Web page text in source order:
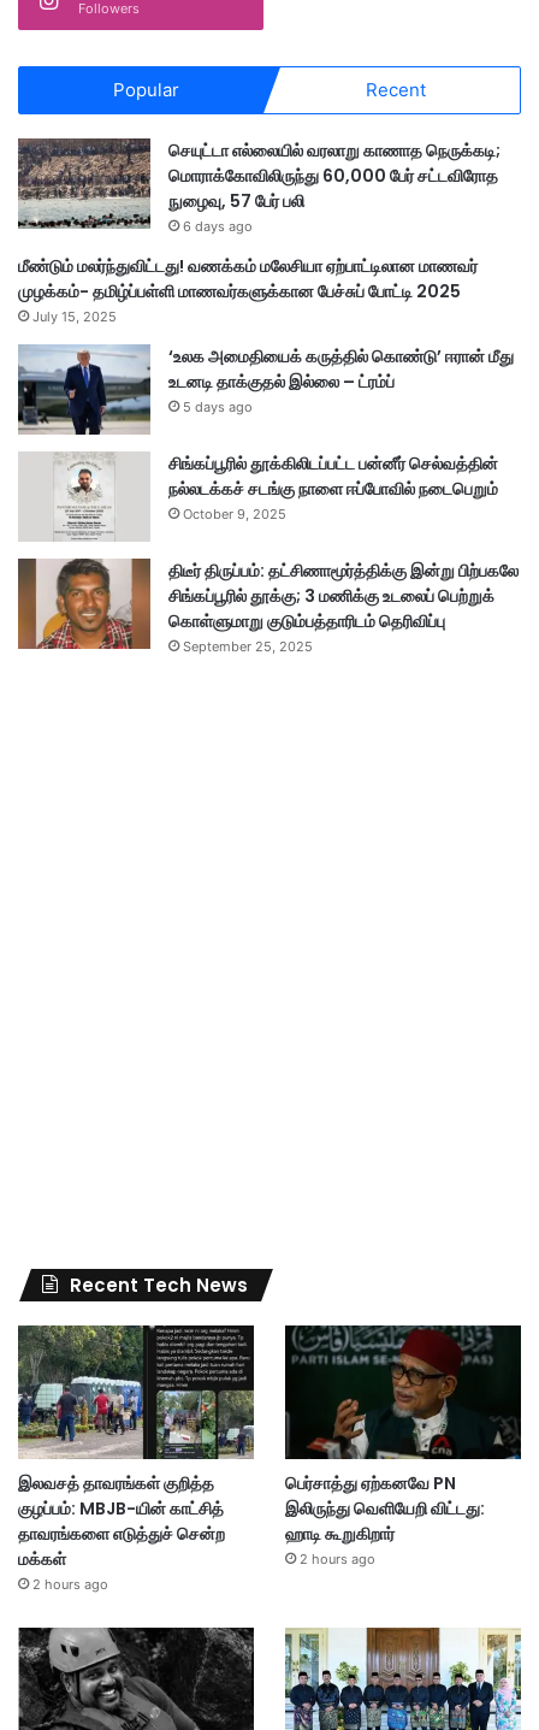
Followers
Popular Recent
செயுட்டா எல்லையில் வரலாறு காணாத நெருக்கடி;
மொராக்கோவிலிருந்து 60,000 பேர் சட்டவிரோத
நுழைவு, 57 பேர் பலி
6 days ago
மீண்டும் மலர்ந்துவிட்டது! வணக்கம் மலேசியா ஏற்பாட்டிலான மாணவர்
முழக்கம்- தமிழ்ப்பள்ளி மாணவர்களுக்கான பேச்சுப் போட்டி 2025
July 15, 2025
‘உலக அமைதியைக் கருத்தில் கொண்டு’ ஈரான் மீது
உடனடி தாக்குதல் இல்லை – ட்ரம்ப்
5 days ago
சிங்கப்பூரில் தூக்கிலிடப்பட்ட பன்னீர் செல்வத்தின்
நல்லடக்கச் சடங்கு நாளை ஈப்போவில் நடைபெறும்
October 9, 2025
திடீர் திருப்பம்: தட்சிணாமூர்த்திக்கு இன்று பிற்பகலே
சிங்கப்பூரில் தூக்கு; 3 மணிக்கு உடலைப் பெற்றுக்
கொள்ளுமாறு குடும்பத்தாரிடம் தெரிவிப்பு
September 25, 2025
Recent Tech News
இலவசத் தாவரங்கள் குறித்த
குழப்பம்: MBJB-யின் காட்சித்
தாவரங்களை எடுத்துச் சென்ற
மக்கள்
2 hours ago
பெர்சாத்து ஏற்கனவே PN
இலிருந்து வெளியேறி விட்டது:
ஹாடி கூறுகிறார்
2 hours ago